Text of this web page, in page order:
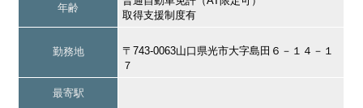
年齢
取得支援制度有
勤務地
〒743-0063山口県光市大字島田６－１４－１
７
最寄駅